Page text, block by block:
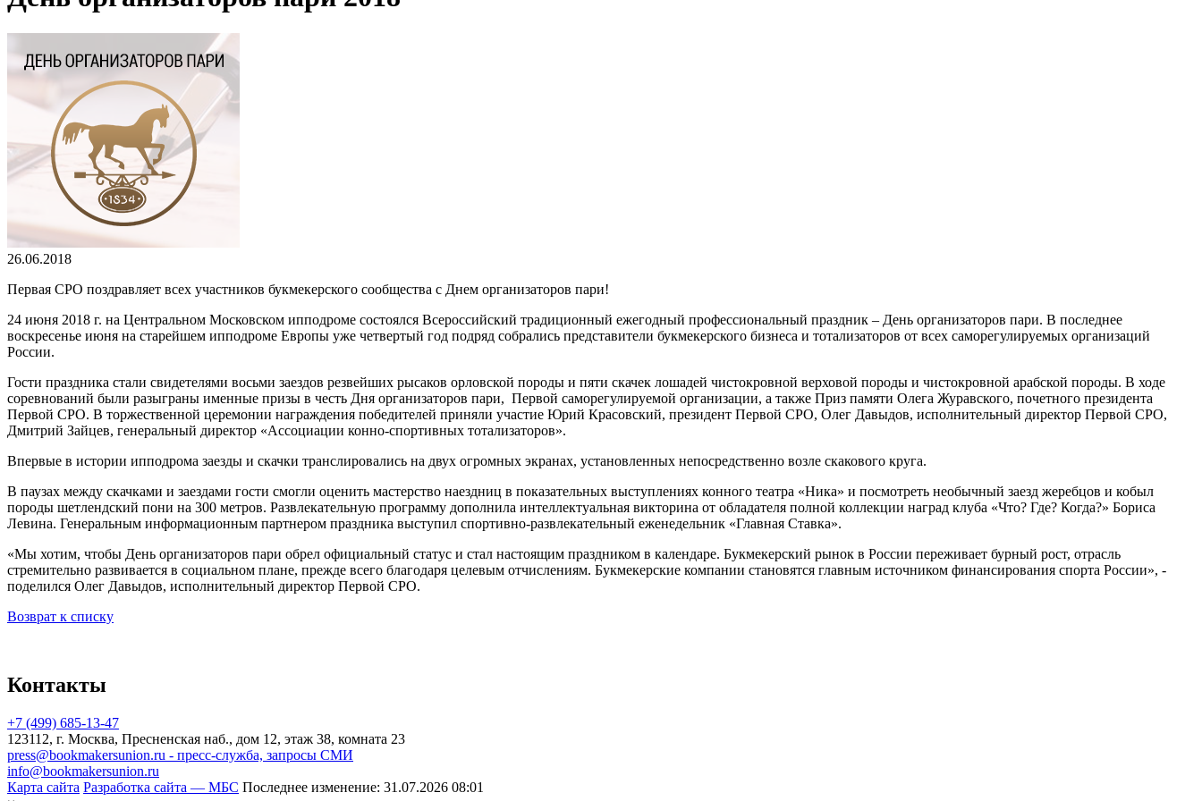
26.06.2018
Первая СРО поздравляет всех участников букмекерского сообщества с Днем организаторов пари!
24 июня 2018 г. на Центральном Московском ипподроме состоялся Всероссийский традиционный ежегодный профессиональный праздник – День организаторов пари. В последнее
воскресенье июня на старейшем ипподроме Европы уже четвертый год подряд собрались представители букмекерского бизнеса и тотализаторов от всех саморегулируемых организаций
России.
Гости праздника стали свидетелями восьми заездов резвейших рысаков орловской породы и пяти скачек лошадей чистокровной верховой породы и чистокровной арабской породы. В ходе
соревнований были разыграны именные призы в честь Дня организаторов пари, Первой саморегулируемой организации, а также Приз памяти Олега Журавского, почетного президента
Первой СРО. В торжественной церемонии награждения победителей приняли участие Юрий Красовский, президент Первой СРО, Олег Давыдов, исполнительный директор Первой СРО,
Дмитрий Зайцев, генеральный директор «Ассоциации конно-спортивных тотализаторов».
Впервые в истории ипподрома заезды и скачки транслировались на двух огромных экранах, установленных непосредственно возле скакового круга.
В паузах между скачками и заездами гости смогли оценить мастерство наездниц в показательных выступлениях конного театра «Ника» и посмотреть необычный заезд жеребцов и кобыл
породы шетлендский пони на 300 метров. Развлекательную программу дополнила интеллектуальная викторина от обладателя полной коллекции наград клуба «Что? Где? Когда?» Бориса
Левина. Генеральным информационным партнером праздника выступил спортивно-развлекательный еженедельник «Главная Ставка».
«Мы хотим, чтобы День организаторов пари обрел официальный статус и стал настоящим праздником в календаре. Букмекерский рынок в России переживает бурный рост, отрасль
стремительно развивается в социальном плане, прежде всего благодаря целевым отчислениям. Букмекерские компании становятся главным источником финансирования спорта России», -
поделился Олег Давыдов, исполнительный директор Первой СРО.
Возврат к списку
Контакты
+7 (499) 685-13-47
123112, г. Москва, Пресненская наб., дом 12, этаж 38, комната 23
press@bookmakersunion.ru - пресс-служба, запросы СМИ
info@bookmakersunion.ru
Карта сайта Разработка сайта — МБС Последнее изменение: 31.07.2026 08:01